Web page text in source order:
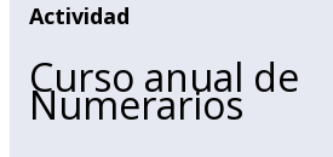
Actividad
Curso anual de
Numerarios